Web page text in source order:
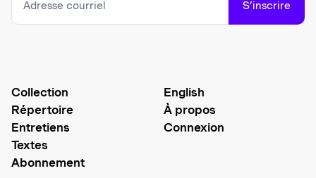
S’inscrire
Collection
Répertoire
Entretiens
Textes
Abonnement
English
À propos
Connexion